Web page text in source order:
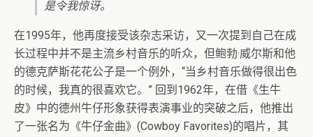
是令我惊讶。
在1995年，他再度接受该杂志采访，又一次提到自己在成
长过程中并不是主流乡村音乐的听众，但鲍勃·威尔斯和他
的德克萨斯花花公子是一个例外，“当乡村音乐做得很出色
的时候，我真的很喜欢它。” 回到1962年，在借《生牛
皮》中的德州牛仔形象获得表演事业的突破之后，他推出
了一张名为《牛仔金曲》(Cowboy Favorites)的唱片，其